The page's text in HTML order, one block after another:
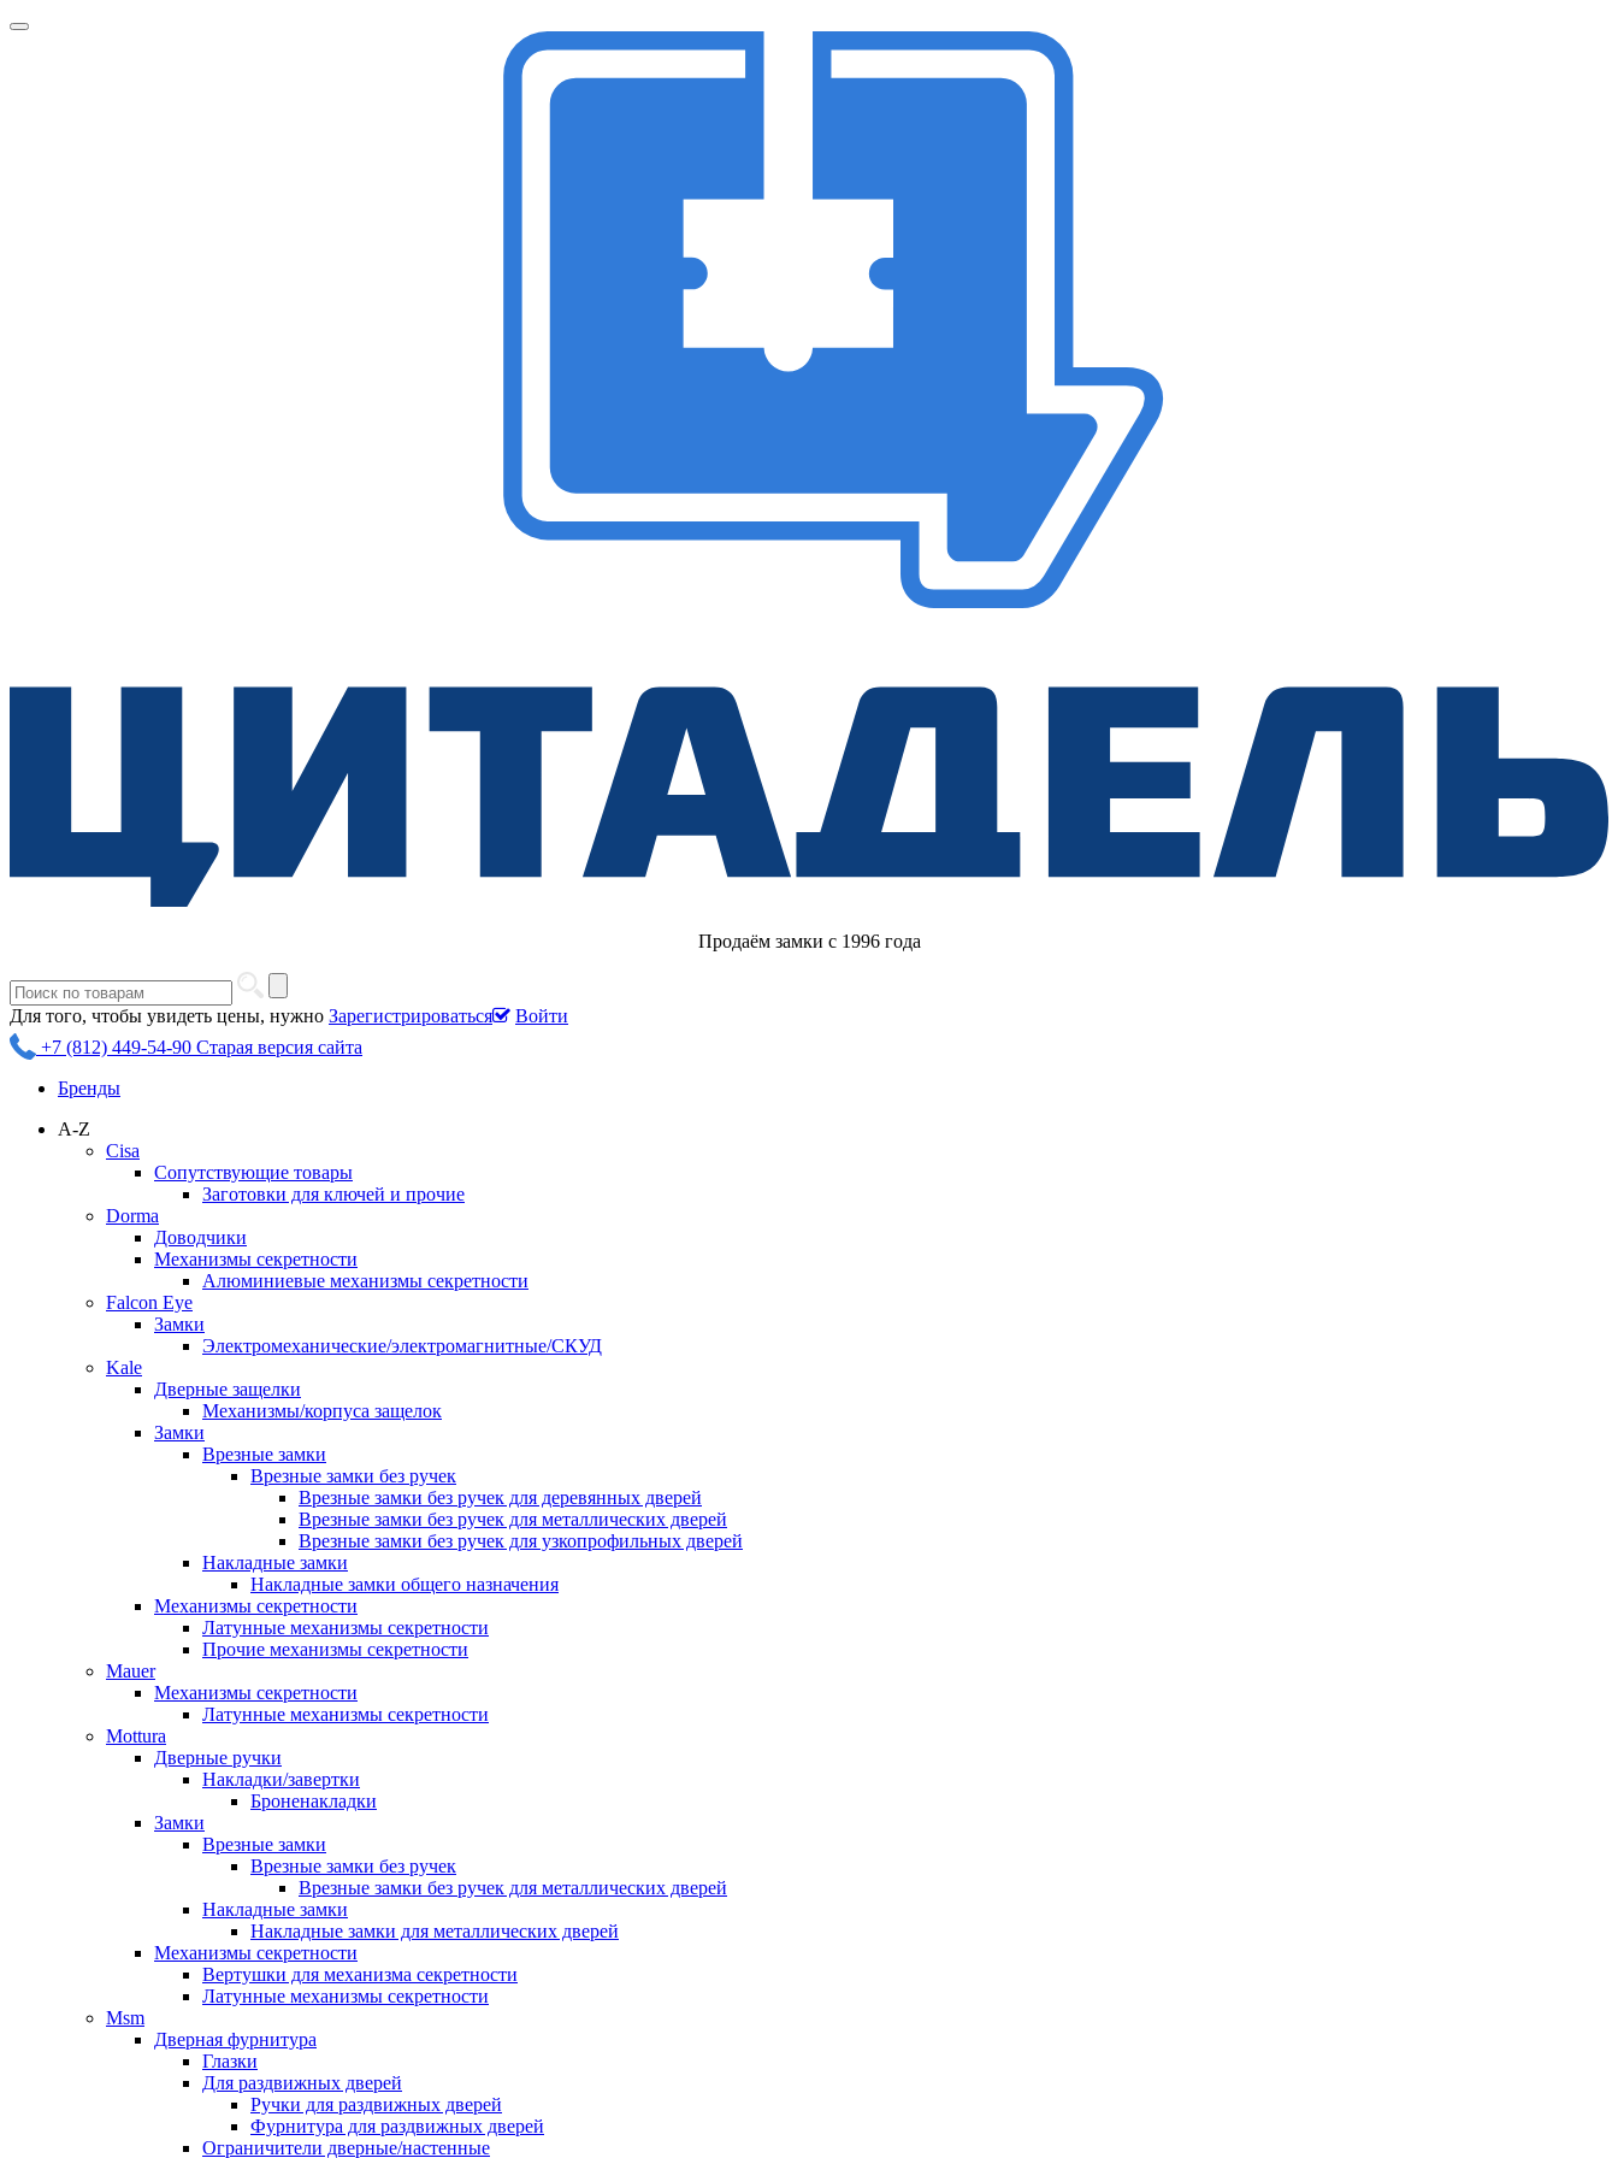
Продаём замки с 1996 года
Для того, чтобы увидеть цены, нужно Зарегистрироваться
Войти
+7 (812) 449-54-90 Старая версия сайта
Бренды
A-Z
Cisa
Сопутствующие товары
Заготовки для ключей и прочие
Dorma
Доводчики
Механизмы секретности
Алюминиевые механизмы секретности
Falcon Eye
Замки
Электромеханические/электромагнитные/СКУД
Kale
Дверные защелки
Механизмы/корпуса защелок
Замки
Врезные замки
Врезные замки без ручек
Врезные замки без ручек для деревянных дверей
Врезные замки без ручек для металлических дверей
Врезные замки без ручек для узкопрофильных дверей
Накладные замки
Накладные замки общего назначения
Механизмы секретности
Латунные механизмы секретности
Прочие механизмы секретности
Mauer
Механизмы секретности
Латунные механизмы секретности
Mottura
Дверные ручки
Накладки/завертки
Броненакладки
Замки
Врезные замки
Врезные замки без ручек
Врезные замки без ручек для металлических дверей
Накладные замки
Накладные замки для металлических дверей
Механизмы секретности
Вертушки для механизма секретности
Латунные механизмы секретности
Msm
Дверная фурнитура
Глазки
Для раздвижных дверей
Ручки для раздвижных дверей
Фурнитура для раздвижных дверей
Ограничители дверные/настенные